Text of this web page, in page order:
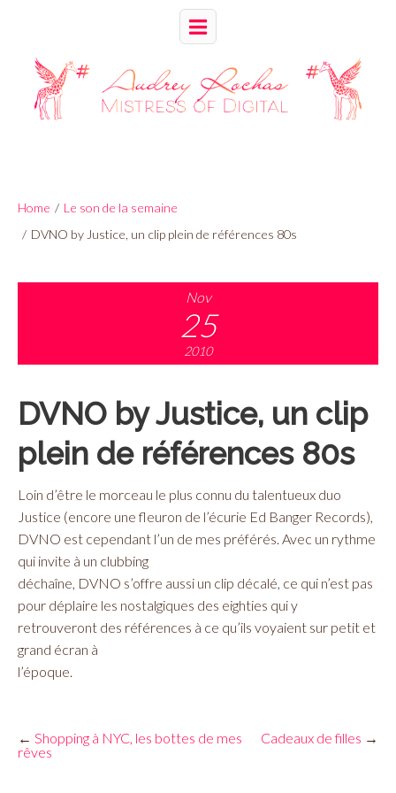
Home / Le son de la semaine
/ DVNO by Justice, un clip plein de références 80s
Nov
25
2010
DVNO by Justice, un clip
plein de références 80s
Loin d’être le morceau le plus connu du talentueux duo
Justice (encore une fleuron de l’écurie Ed Banger Records),
DVNO est cependant l’un de mes préférés. Avec un rythme
qui invite à un clubbing
déchaîne, DVNO s’offre aussi un clip décalé, ce qui n’est pas
pour déplaire les nostalgiques des eighties qui y
retrouveront des références à ce qu’ils voyaient sur petit et
grand écran à
l’époque.
Cadeaux de filles →
← Shopping à NYC, les bottes de mes
rêves